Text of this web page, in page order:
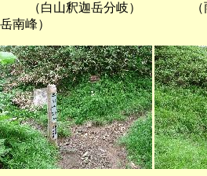
白山釈迦岳分岐） （雨に濡
南峰）